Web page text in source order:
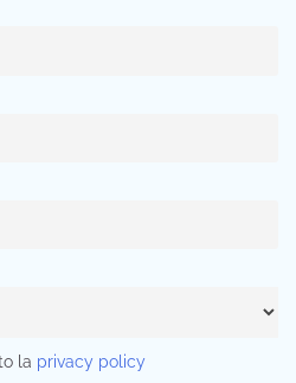
la privacy policy